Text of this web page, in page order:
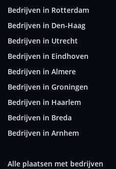
Bedrijven in Rotterdam
Bedrijven in Den-Haag
Bedrijven in Utrecht
Bedrijven in Eindhoven
Bedrijven in Almere
Bedrijven in Groningen
Bedrijven in Haarlem
Bedrijven in Breda
Bedrijven in Arnhem
Alle plaatsen met bedrijven